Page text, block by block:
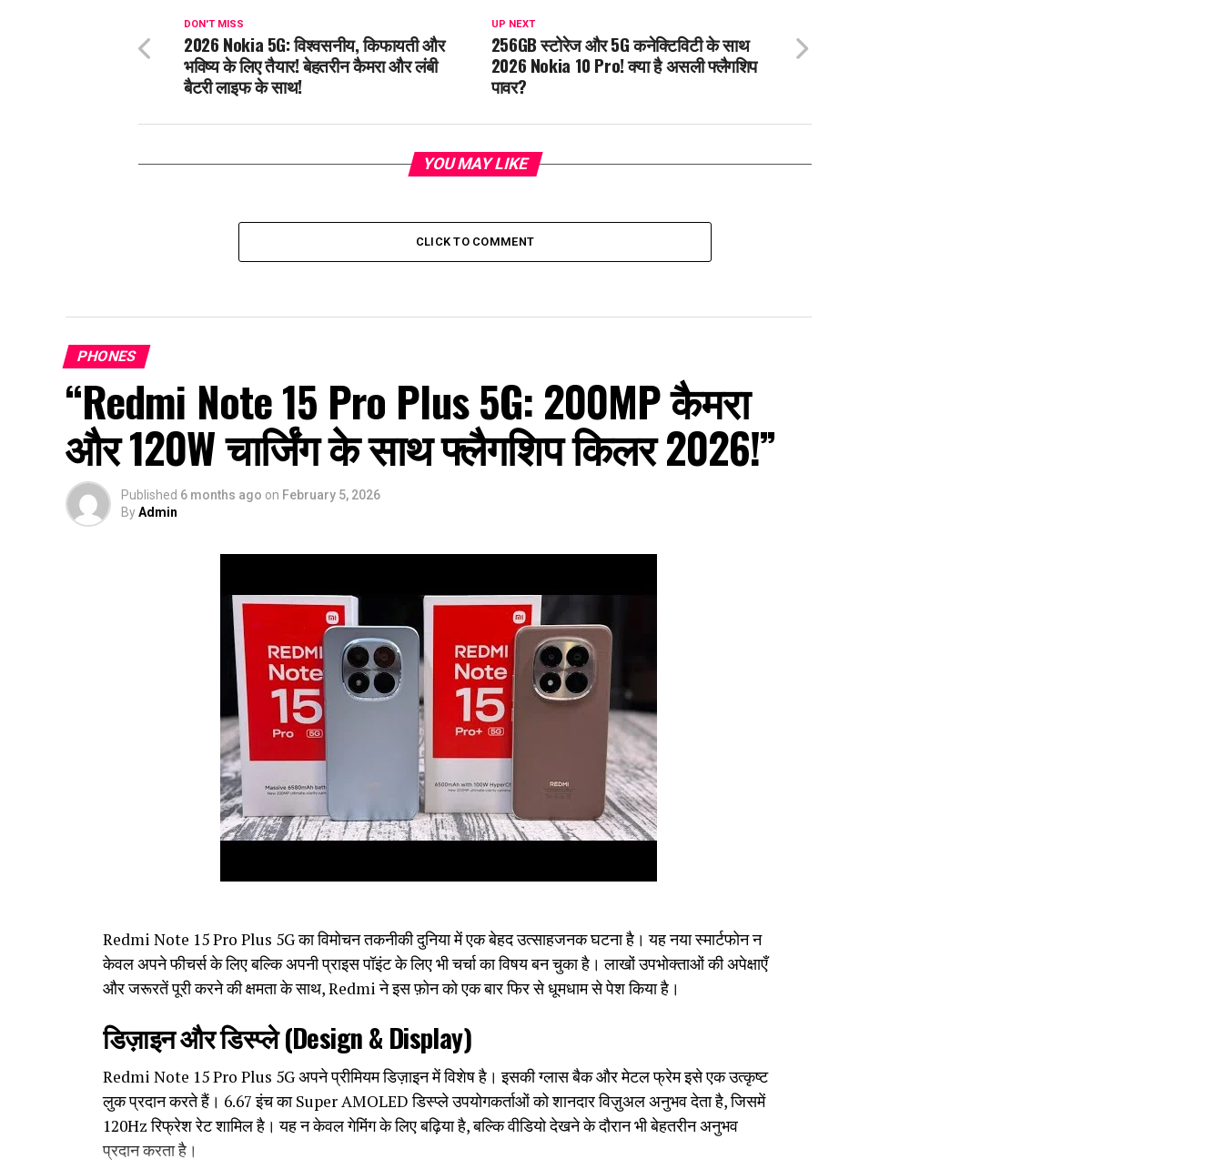
UP NEXT
256GB स्टोरेज और 5G कनेक्टिविटी के साथ
2026 Nokia 10 Pro! क्या है असली फ्लैगशिप
पावर?
DON'T MISS
2026 Nokia 5G: विश्वसनीय, किफायती और
भविष्य के लिए तैयार! बेहतरीन कैमरा और लंबी
बैटरी लाइफ के साथ!
YOU MAY LIKE
CLICK TO COMMENT
PHONES
“Redmi Note 15 Pro Plus 5G: 200MP कैमरा
और 120W चार्जिंग के साथ फ्लैगशिप किलर 2026!”
Published 6 months ago on February 5, 2026
ByAdmin
Redmi Note 15 Pro Plus 5G का विमोचन तकनीकी दुनिया में एक बेहद उत्साहजनक घटना है। यह नया स्मार्टफोन न
केवल अपने फीचर्स के लिए बल्कि अपनी प्राइस पॉइंट के लिए भी चर्चा का विषय बन चुका है। लाखों उपभोक्ताओं की अपेक्षाएँ
और जरूरतें पूरी करने की क्षमता के साथ, Redmi ने इस फ़ोन को एक बार फिर से धूमधाम से पेश किया है।
डिज़ाइन और डिस्प्ले (Design & Display)
Redmi Note 15 Pro Plus 5G अपने प्रीमियम डिज़ाइन में विशेष है। इसकी ग्लास बैक और मेटल फ्रेम इसे एक उत्कृष्ट
लुक प्रदान करते हैं। 6.67 इंच का Super AMOLED डिस्प्ले उपयोगकर्ताओं को शानदार विज़ुअल अनुभव देता है, जिसमें
120Hz रिफ्रेश रेट शामिल है। यह न केवल गेमिंग के लिए बढ़िया है, बल्कि वीडियो देखने के दौरान भी बेहतरीन अनुभव
प्रदान करता है।